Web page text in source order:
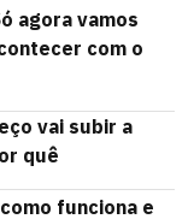
agora vamos
com o
vai subir a
quê
funciona e